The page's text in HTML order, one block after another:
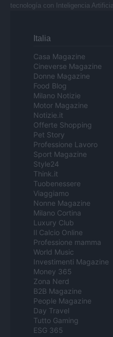
tecnología con Inteligencia
Italia
Casa Magazine
Cineverse Magazine
Donne Magazine
Food Blog
Milano Notizie
Motor Magazine
Notizie.it
Offerte Shopping
Pet Story
Professione Lavoro
Sport Magazine
Style24
Think.it
Tuobenessere
Viaggiamo
Nonne Magazine
Milano Cortina
Luxury Club
Il Calcio Online
Professione mamma
World Music
Investimenti Magazine
Money 365
Zona Nerd
B2B Magazine
People Magazine
Day Travel
Tutto Gaming
ESG 365